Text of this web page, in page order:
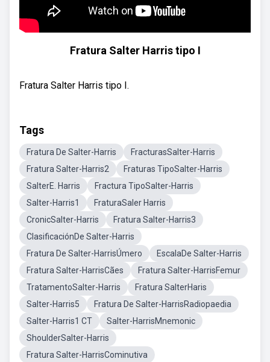
Fratura Salter Harris tipo I
Fratura Salter Harris tipo I.
Tags
Fratura De Salter-Harris
FracturasSalter-Harris
Fratura Salter-Harris2
Fraturas TipoSalter-Harris
SalterE. Harris
Fractura TipoSalter-Harris
Salter-Harris1
FraturaSaler Harris
CronicSalter-Harris
Fratura Salter-Harris3
ClasificaciónDe Salter-Harris
Fratura De Salter-HarrisÚmero
EscalaDe Salter-Harris
Fratura Salter-HarrisCães
Fratura Salter-HarrisFemur
TratamentoSalter-Harris
Fratura SalterHaris
Salter-Harris5
Fratura De Salter-HarrisRadiopaedia
Salter-Harris1 CT
Salter-HarrisMnemonic
ShoulderSalter-Harris
Fratura Salter-HarrisCominutiva